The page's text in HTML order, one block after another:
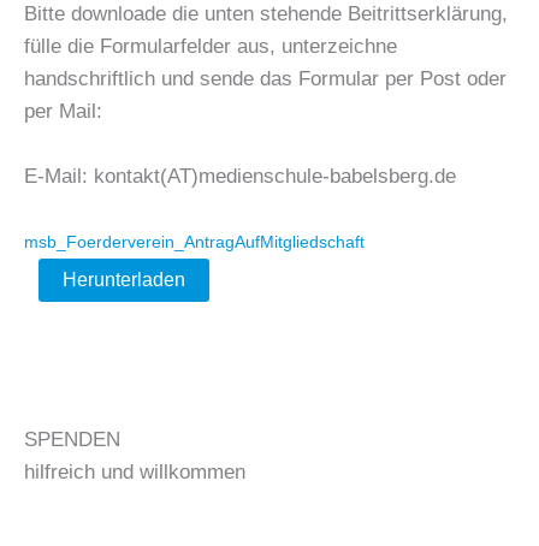
Bitte downloade die unten stehende Beitrittserklärung,
fülle die Formularfelder aus, unterzeichne
handschriftlich und sende das Formular per Post oder
per Mail:
E-Mail: kontakt(AT)medienschule-babelsberg.de
msb_Foerderverein_AntragAufMitgliedschaft
Herunterladen
SPENDEN
hilfreich und willkommen